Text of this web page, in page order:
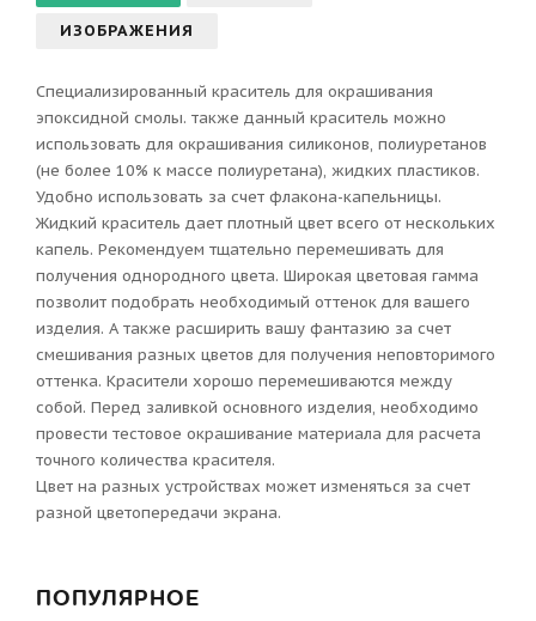
ИЗОБРАЖЕНИЯ
Специализированный краситель для окрашивания
эпоксидной смолы. также данный краситель можно
использовать для окрашивания силиконов, полиуретанов
(не более 10% к массе полиуретана), жидких пластиков.
Удобно использовать за счет флакона-капельницы.
Жидкий краситель дает плотный цвет всего от нескольких
капель. Рекомендуем тщательно перемешивать для
получения однородного цвета. Широкая цветовая гамма
позволит подобрать необходимый оттенок для вашего
изделия. А также расширить вашу фантазию за счет
смешивания разных цветов для получения неповторимого
оттенка. Красители хорошо перемешиваются между
собой. Перед заливкой основного изделия, необходимо
провести тестовое окрашивание материала для расчета
точного количества красителя.
Цвет на разных устройствах может изменяться за счет
разной цветопередачи экрана.
ПОПУЛЯРНОЕ